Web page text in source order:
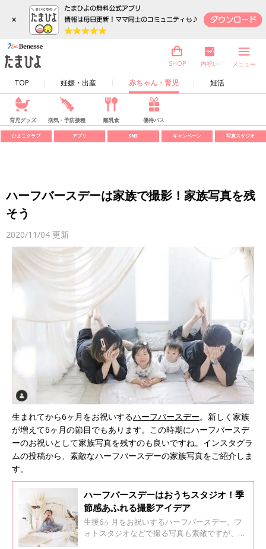
×
TOP 妊娠・出産 赤ちゃん・育児 妊活
SHOP 内祝い メニュー
育児グッズ 病気・予防接種 離乳食 優待パス
ひよこクラブ アプリ SNS キャンペーン 写真スタジオ
ハーフバースデーは家族で撮影！家族写真を残
そう
2020/11/04 更新
生まれてから6ヶ月をお祝いするハーフバースデー。新しく家族
が増えて6ヶ月の節目でもあります。この時期にハーフバースデ
ーのお祝いとして家族写真を残すのも良いですね。インスタグラ
ムの投稿から、素敵なハーフバースデーの家族写真をご紹介しま
す。
ハーフバースデーはおうちスタジオ！季
節感あふれる撮影アイデア
生後6ヶ月をお祝いするハーフバースデー。フ
ォトスタジオなどで撮る写真も素敵ですが、最